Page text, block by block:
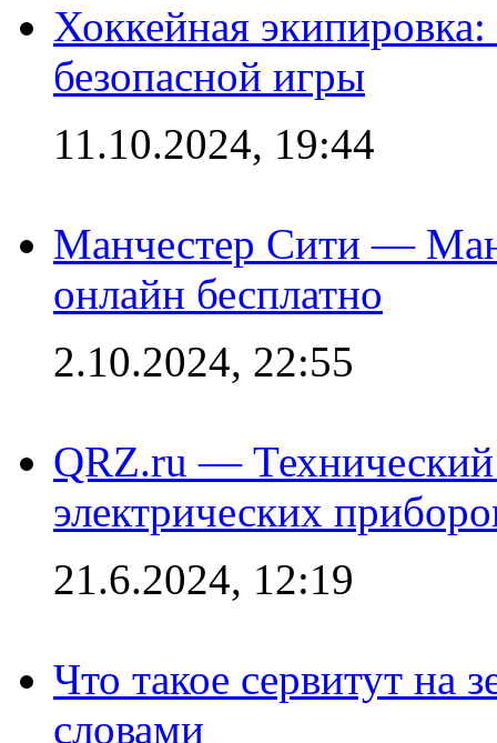
Хоккейная
безопасной игры
11.10.2024, 19:44
Манчестер Сити —
онлайн бесплатно
2.10.2024, 22:55
QRZ.ru — Технический
электрических
21.6.2024, 12:19
Что такое сервитут на
словами